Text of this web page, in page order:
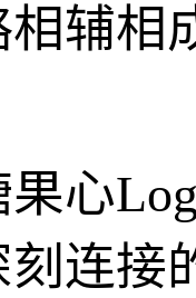
辅相
心
连接